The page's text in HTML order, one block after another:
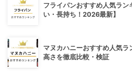
フライパンおすすめ人気ラ
い・長持ち！2026最新】
マヌカハニーおすすめ人気
高さを徹底比較・検証